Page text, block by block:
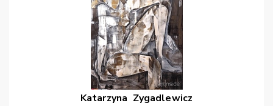
Katarzyna Zygadlewicz